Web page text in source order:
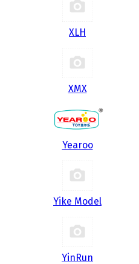
XLH
XMX
Yearoo
Yike Model
YinRun